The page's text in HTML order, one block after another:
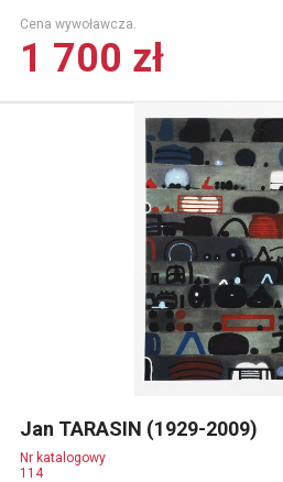
Cena wywoławcza.
1 700 zł
Jan TARASIN (1929-2009)
Nr katalogowy
114